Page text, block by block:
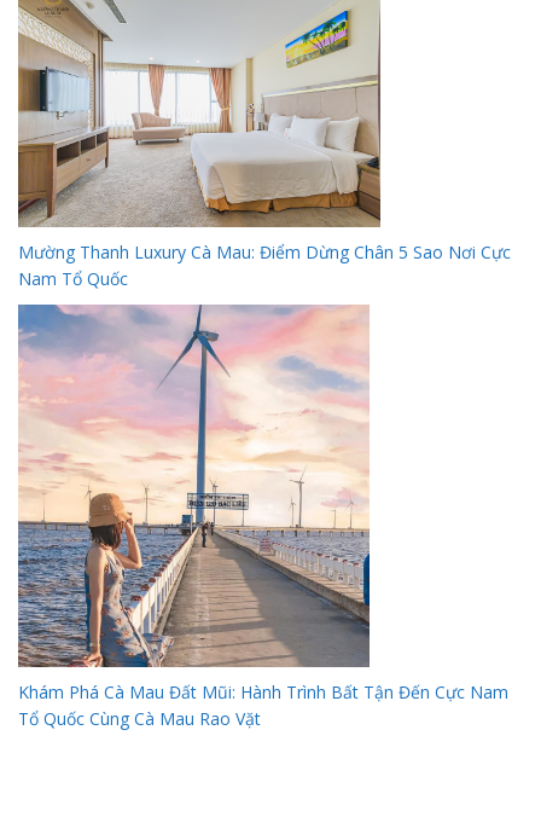
Mường Thanh Luxury Cà Mau: Điểm Dừng Chân 5 Sao Nơi Cực
Nam Tổ Quốc
Khám Phá Cà Mau Đất Mũi: Hành Trình Bất Tận Đến Cực Nam
Tổ Quốc Cùng Cà Mau Rao Vặt